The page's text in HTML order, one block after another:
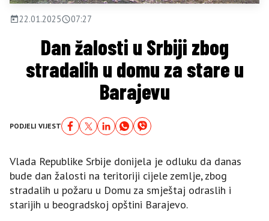
22.01.2025 07:27
Dan žalosti u Srbiji zbog
stradalih u domu za stare u
Barajevu
PODJELI VIJEST
Vlada Republike Srbije donijela je odluku da danas
bude dan žalosti na teritoriji cijele zemlje, zbog
stradalih u požaru u Domu za smještaj odraslih i
starijih u beogradskoj opštini Barajevo.